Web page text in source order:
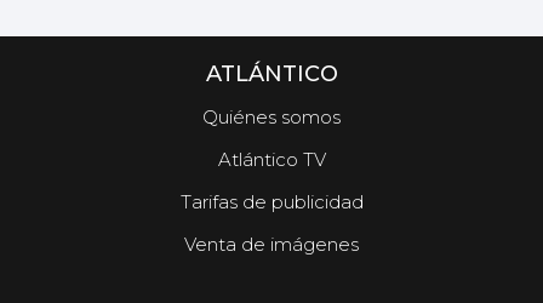
ATLÁNTICO
Quiénes somos
Atlántico TV
Tarifas de publicidad
Venta de imágenes